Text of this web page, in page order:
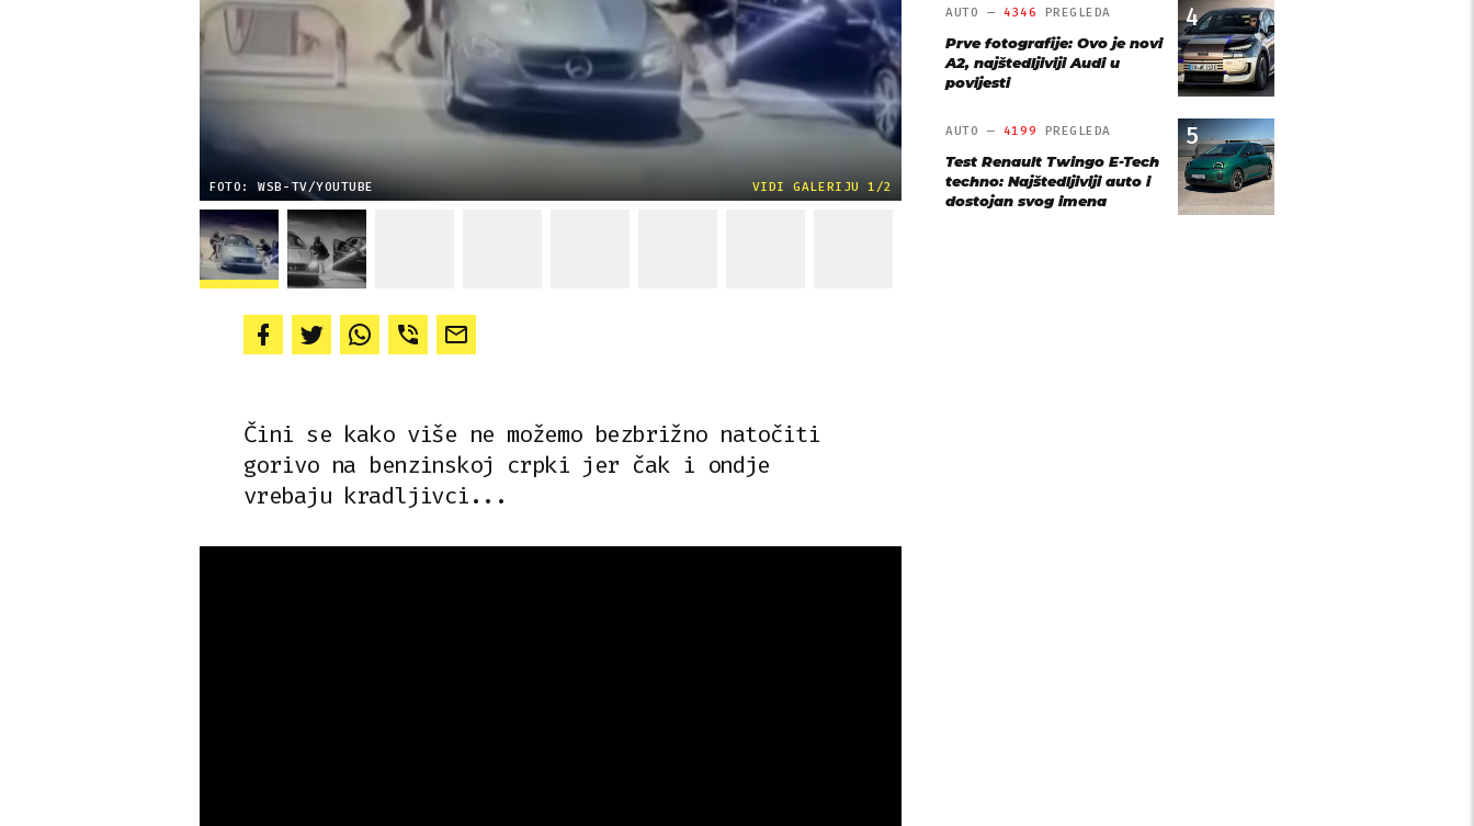
FOTO: WSB-TV/YOUTUBE VIDI GALERIJU 1/2
Čini se kako više ne možemo bezbrižno natočiti
gorivo na benzinskoj crpki jer čak i ondje
vrebaju kradljivci...
4
AUTO — 4346 PREGLEDA
Prve fotografije: Ovo je novi
A2, najštedljiviji Audi u
povijesti
5
AUTO — 4199 PREGLEDA
Test Renault Twingo E-Tech
techno: Najštedljiviji auto i
dostojan svog imena